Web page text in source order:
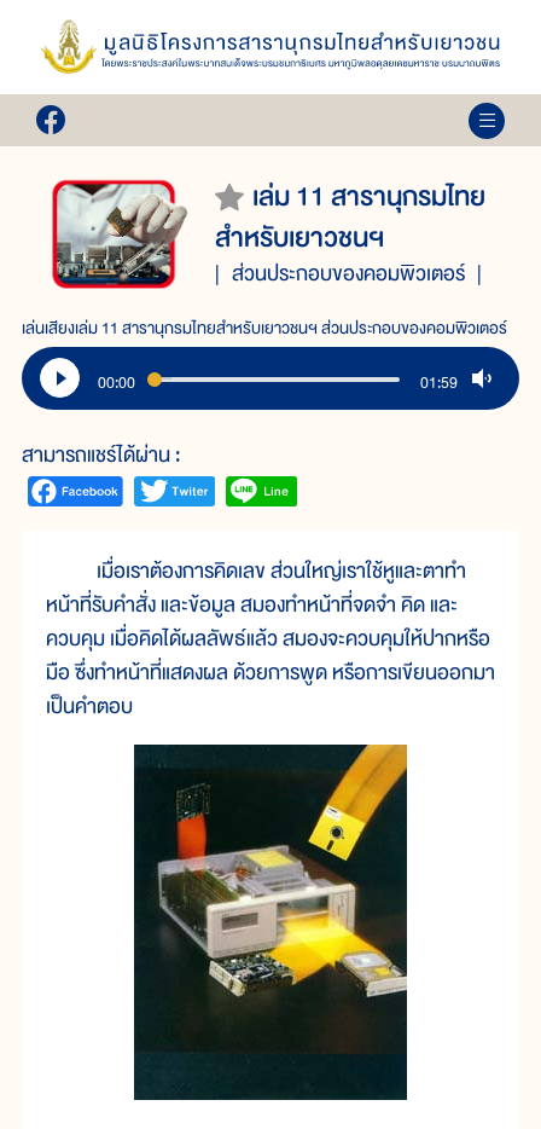
เล่ม 11 สารานุกรมไทย
สำหรับเยาวชนฯ
ส่วนประกอบของคอมพิวเตอร์
เล่นเสียงเล่ม 11 สารานุกรมไทยสำหรับเยาวชนฯ ส่วนประกอบของคอมพิวเตอร์
00:00 01:59
สามารถแชร์ได้ผ่าน :
เมื่อเราต้องการคิดเลข ส่วนใหญ่เราใช้หูและตาทำ
หน้าที่รับคำสั่ง และข้อมูล สมองทำหน้าที่จดจำ คิด และ
ควบคุม เมื่อคิดได้ผลลัพธ์แล้ว สมองจะควบคุมให้ปากหรือ
มือ ซึ่งทำหน้าที่แสดงผล ด้วยการพูด หรือการเขียนออกมา
เป็นคำตอบ